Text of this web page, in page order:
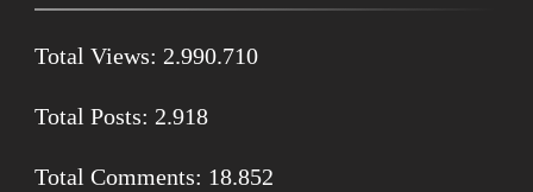
Total Views: 2.990.710
Total Posts: 2.918
Total Comments: 18.852